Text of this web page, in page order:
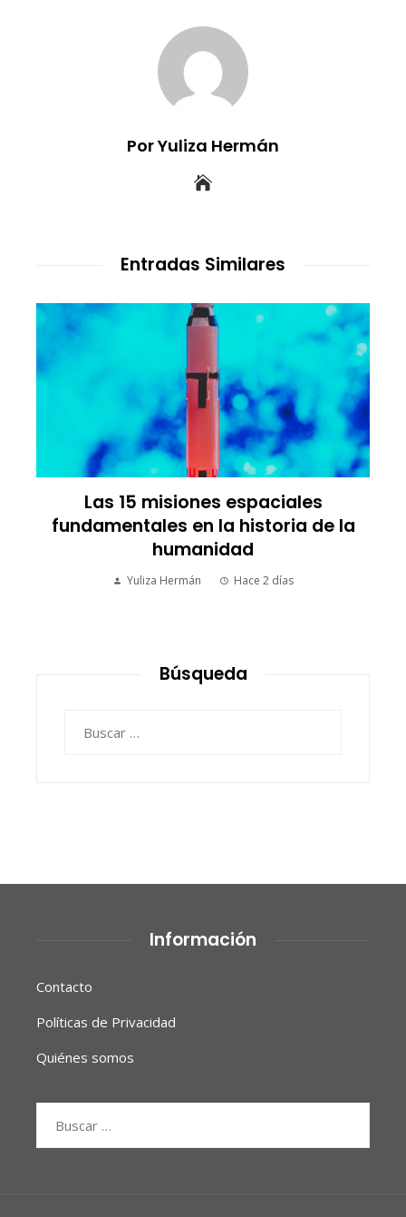
Por Yuliza Hermán
Entradas Similares
Las 15 misiones espaciales
fundamentales en la historia de la
humanidad
Yuliza Hermán Hace 2 días
Búsqueda
Información
Contacto
Políticas de Privacidad
Quiénes somos